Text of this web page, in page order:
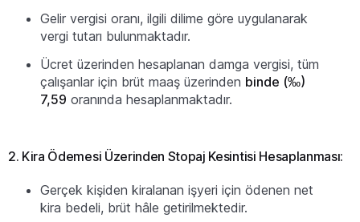
Gelir vergisi oranı, ilgili dilime göre uygulanarak
vergi tutarı bulunmaktadır.
Ücret üzerinden hesaplanan damga vergisi, tüm
çalışanlar için brüt maaş üzerinden binde (‰)
7,59 oranında hesaplanmaktadır.
2. Kira Ödemesi Üzerinden Stopaj Kesintisi Hesaplanması:
Gerçek kişiden kiralanan işyeri için ödenen net
kira bedeli, brüt hâle getirilmektedir.